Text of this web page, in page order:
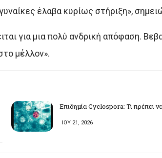
έλαβα κυρίως στήριξη»,
για μια πολύ ανδρική απόφαση.
μέλλον».
Επιδημία Cyclospora: Τι πρέπει
ΙΟΥ 21, 2026